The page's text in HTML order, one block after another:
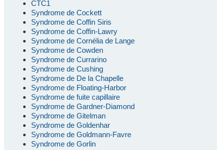
CTC1
Syndrome de Cockett
Syndrome de Coffin Siris
Syndrome de Coffin-Lawry
Syndrome de Cornélia de Lange
Syndrome de Cowden
Syndrome de Currarino
Syndrome de Cushing
Syndrome de De la Chapelle
Syndrome de Floating-Harbor
Syndrome de fuite capillaire
Syndrome de Gardner-Diamond
Syndrome de Gitelman
Syndrome de Goldenhar
Syndrome de Goldmann-Favre
Syndrome de Gorlin